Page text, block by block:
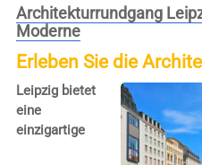
Architekturrundgang
Moderne
Erleben Sie die
Leipzig bietet
eine
einzigartige